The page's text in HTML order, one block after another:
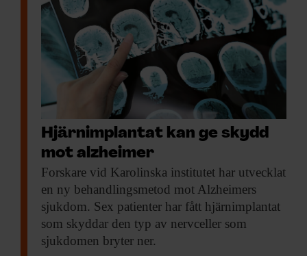
Hjärnimplantat kan ge skydd
mot alzheimer
Forskare vid Karolinska institutet har utvecklat
en ny behandlingsmetod mot Alzheimers
sjukdom. Sex patienter har fått hjärnimplantat
som skyddar den typ av nervceller som
sjukdomen bryter ner.